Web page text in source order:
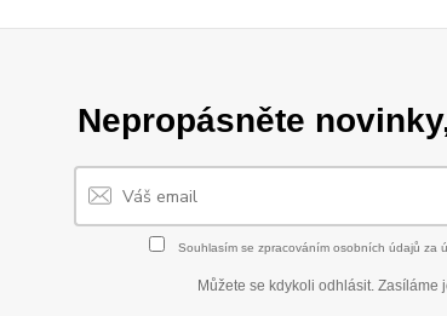
Nepropásněte
Souhlasím se zpracováním osobních údajů za
Můžete se kdykoli odhlásit. Zasíláme